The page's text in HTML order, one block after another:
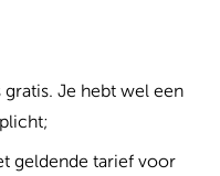
Je hebt wel een
geldende tarief voor